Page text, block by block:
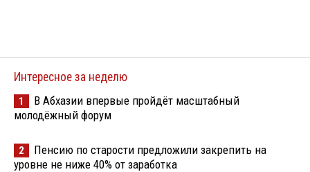
Интересное за неделю
1
В Абхазии впервые пройдёт масштабный
молодёжный форум
2
Пенсию по старости предложили закрепить на
уровне не ниже 40% от заработка